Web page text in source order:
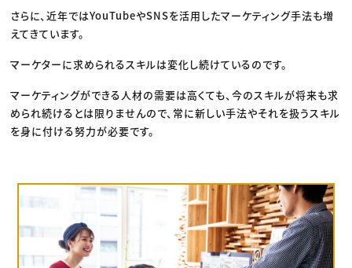
さらに、近年ではYouTubeやSNSを活用したマーケティング手法も増
えてきています。
マーケターに求められるスキルは変化し続けているのです。
マーケティングができる人材の需要は高くても、今のスキルが将来も求
められ続けるとは限りませんので、常に新しい手法やそれを扱うスキル
を身に付ける努力が必要です。